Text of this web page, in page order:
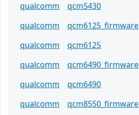
qualcomm
qcm5430
qualcomm
qcm6125_firmware
qualcomm
qcm6125
qualcomm
qcm6490_firmware
qualcomm
qcm6490
qualcomm
qcm8550_firmware